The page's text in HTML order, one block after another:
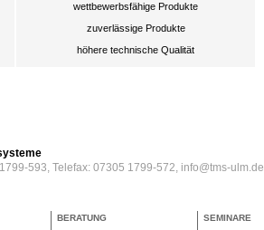
wettbewerbsfähige Produkte
zuverlässige Produkte
höhere technische Qualität
593, Telefax: 07305 1799-572, info@tms-ulm.de
BERATUNG
SEMINARE